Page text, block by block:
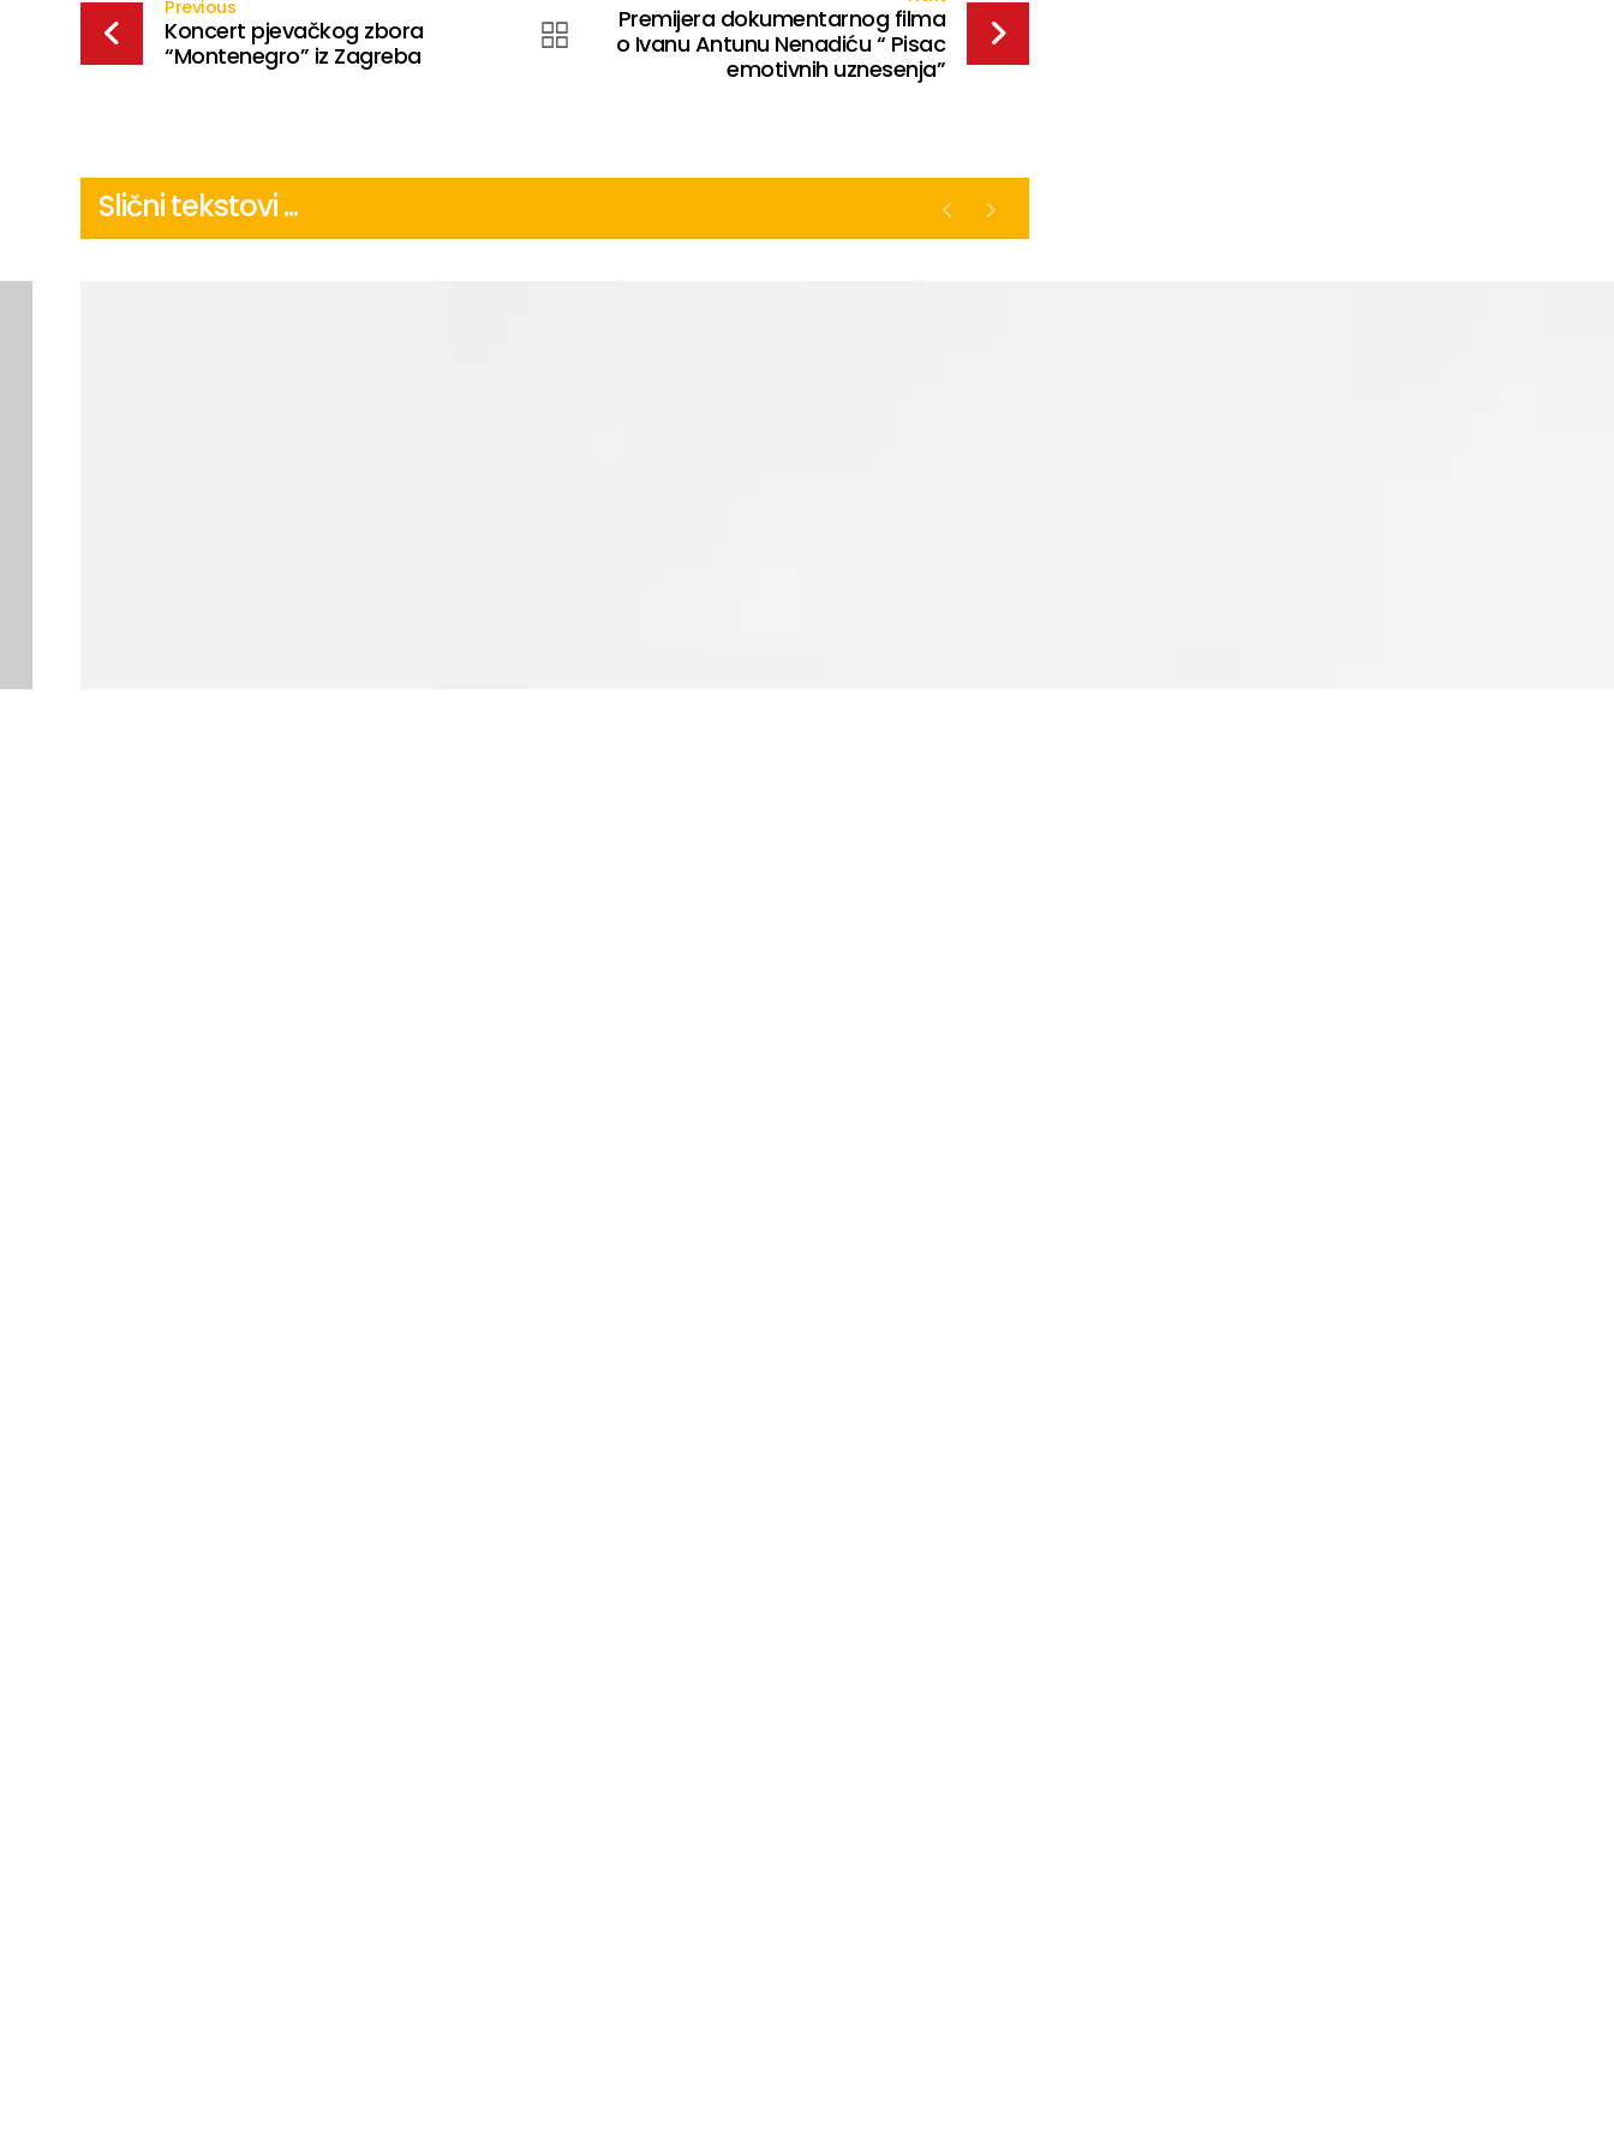
Previous
Koncert pjevačkog zbora
“Montenegro” iz Zagreba
Premijera dokumentarnog filma
o Ivanu Antunu Nenadiću “ Pisac
emotivnih uznesenja”
Slični tekstovi ...